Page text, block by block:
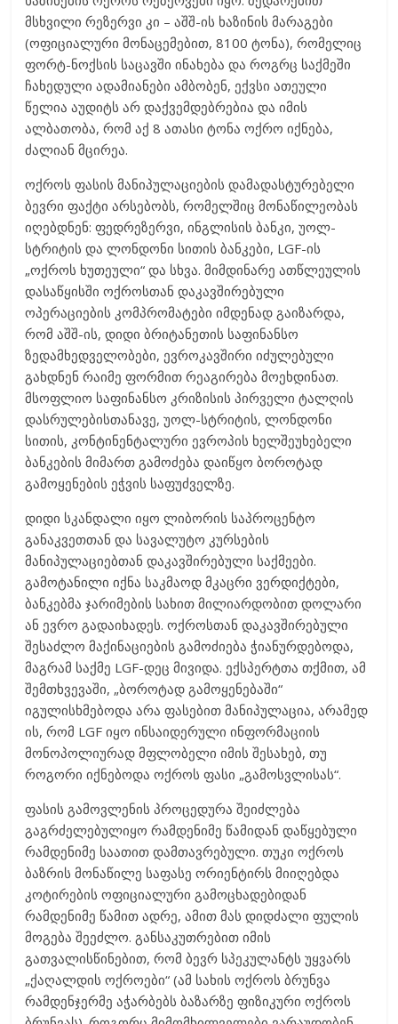
მსხვილი რეზერვი კი – აშშ-ის ხაზინის მარაგები
(ოფიციალური მონაცემებით, 8100 ტონა), რომელიც
ფორტ-ნოქსის საცავში ინახება და როგრც საქმეში
ჩახედული ადამიანები ამბობენ, ექვსი ათეული
წელია აუდიტს არ დაქვემდებრებია და იმის
ალბათობა, რომ აქ 8 ათასი ტონა ოქრო იქნება,
ძალიან მცირეა.
ოქროს ფასის მანიპულაციების დამადასტურებელი
ბევრი ფაქტი არსებობს, რომელშიც მონაწილეობას
იღებდნენ: ფედრეზერვი, ინგლისის ბანკი, უოლ-
სტრიტის და ლონდონი სითის ბანკები, LGF-ის
„ოქროს ხუთეული“ და სხვა. მიმდინარე ათწლეულის
დასაწყისში ოქროსთან დაკავშირებული
ოპერაციების კომპრომატები იმდენად გაიზარდა,
რომ აშშ-ის, დიდი ბრიტანეთის საფინანსო
ზედამხედველობები, ევროკავშირი იძულებული
გახდნენ რაიმე ფორმით რეაგირება მოეხდინათ.
მსოფლიო საფინანსო კრიზისის პირველი ტალღის
დასრულებისთანავე, უოლ-სტრიტის, ლონდონი
სითის, კონტინენტალური ევროპის ხელშეუხებელი
ბანკების მიმართ გამოძება დაიწყო ბოროტად
გამოყენების ეჭვის საფუძველზე.
დიდი სკანდალი იყო ლიბორის საპროცენტო
განაკვეთთან და სავალუტო კურსების
მანიპულაციებთან დაკავშირებული საქმეები.
გამოტანილი იქნა საკმაოდ მკაცრი ვერდიქტები,
ბანკებმა ჯარიმების სახით მილიარდობით დოლარი
ან ევრო გადაიხადეს. ოქროსთან დაკავშირებული
შესაძლო მაქინაციების გამოძიება ჭიანურდებოდა,
მაგრამ საქმე LGF-დეც მივიდა. ექსპერტთა თქმით, ამ
შემთხვევაში, „ბოროტად გამოყენებაში“
იგულისხმებოდა არა ფასებით მანიპულაცია, არამედ
ის, რომ LGF იყო ინსაიდერული ინფორმაციის
მონოპოლიურად მფლობელი იმის შესახებ, თუ
როგორი იქნებოდა ოქროს ფასი „გამოსვლისას“.
ფასის გამოვლენის პროცედურა შეიძლება
გაგრძელებულიყო რამდენიმე წამიდან დაწყებული
რამდენიმე საათით დამთავრებული. თუკი ოქროს
ბაზრის მონაწილე საფასე ორიენტირს მიიღებდა
კოტირების ოფიციალური გამოცხადებიდან
რამდენიმე წამით ადრე, ამით მას დიდძალი ფულის
მოგება შეეძლო. განსაკუთრებით იმის
გათვალისწინებით, რომ ბევრ სპეკულანტს უყვარს
„ქაღალდის ოქროები“ (ამ სახის ოქროს ბრუნვა
რამდენჯერმე აჭარბებს ბაზარზე ფიზიკური ოქროს